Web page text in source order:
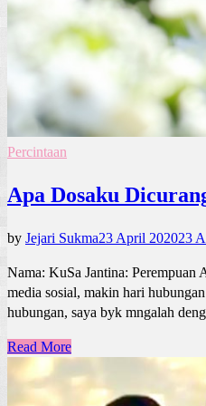
Percintaan
Apa Dosaku
by Jejari Sukma23 April 202023
Nama: KuSa Jantina: Perempuan
media sosial, makin hari
hubungan, saya byk mngalah
Read More